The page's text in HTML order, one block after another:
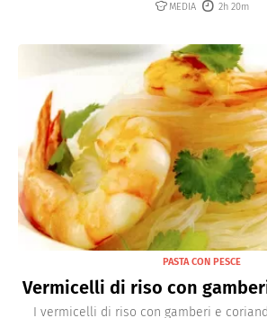
MEDIA 2h 20m
PASTA CON PESCE
Vermicelli di riso con
I vermicelli di riso con gamberi e